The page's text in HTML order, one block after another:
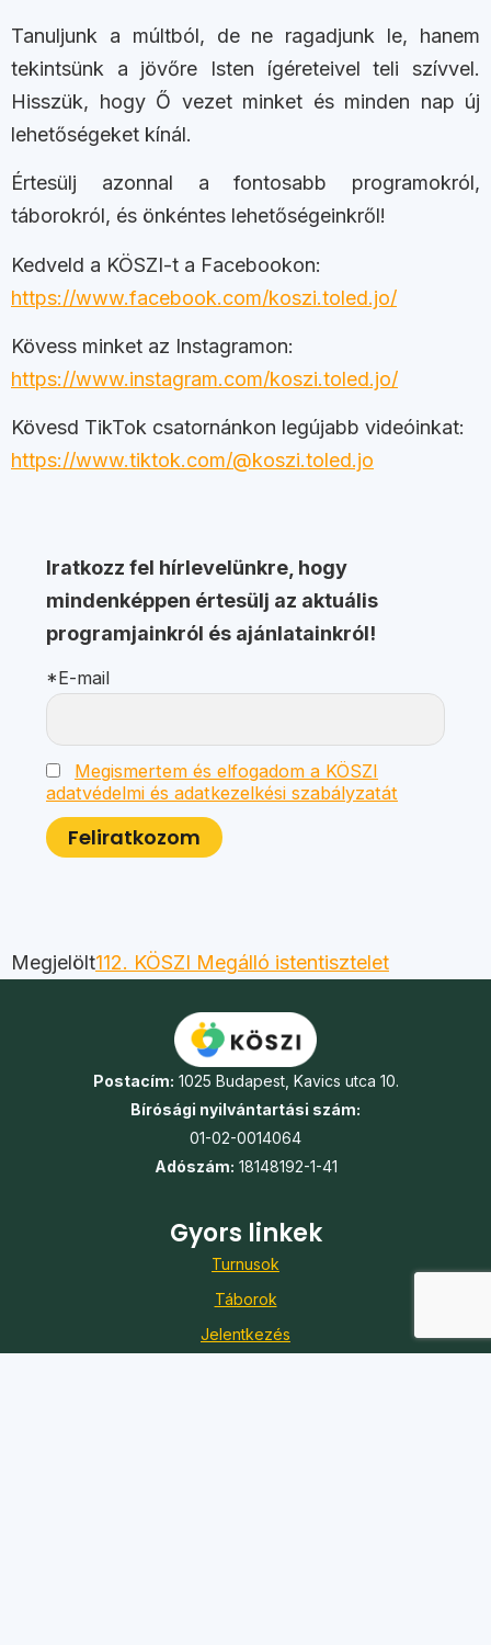
Tanuljunk a múltból, de ne ragadjunk le, hanem
tekintsünk a jövőre Isten ígéreteivel teli szívvel.
Hisszük, hogy Ő vezet minket és minden nap új
lehetőségeket kínál.
Értesülj azonnal a fontosabb programokról,
táborokról, és önkéntes lehetőségeinkről!
Kedveld a KÖSZI-t a Facebookon:
https://www.facebook.com/koszi.toled.jo/
Kövess minket az Instagramon:
https://www.instagram.com/koszi.toled.jo/
Kövesd TikTok csatornánkon legújabb videóinkat:
https://www.tiktok.com/@koszi.toled.jo
Iratkozz fel hírlevelünkre, hogy
mindenképpen értesülj az aktuális
programjainkról és ajánlatainkról!
*E-mail
Megismertem és elfogadom a KÖSZI
adatvédelmi és adatkezelkési szabályzatát
Megjelölt112. KÖSZI Megálló istentisztelet
Postacím: 1025 Budapest, Kavics utca 10.
Bírósági nyilvántartási szám:
01-02-0014064
Adószám: 18148192-1-41
Gyors linkek
Turnusok
Táborok
Jelentkezés